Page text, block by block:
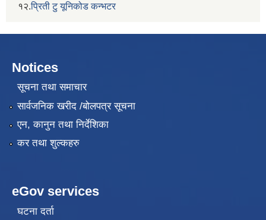
१२.प्रिती टु यूनिकोड कन्भटर
Notices
सूचना तथा समाचार
सार्वजनिक खरीद /बोलपत्र सूचना
एन, कानुन तथा निर्देशिका
कर तथा शुल्कहरु
eGov services
घटना दर्ता